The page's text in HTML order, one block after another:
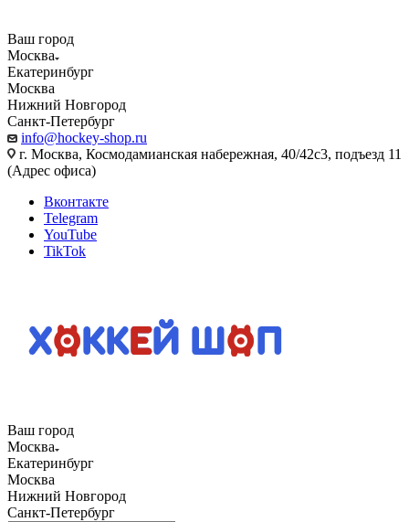
Ваш город
Москва
Екатеринбург
Москва
Нижний Новгород
Санкт-Петербург
info@hockey-shop.ru
г. Москва, Космодамианская набережная, 40/42с3, подъезд 11
(Адрес офиса)
Вконтакте
Telegram
YouTube
TikTok
Ваш город
Москва
Екатеринбург
Москва
Нижний Новгород
Санкт-Петербург